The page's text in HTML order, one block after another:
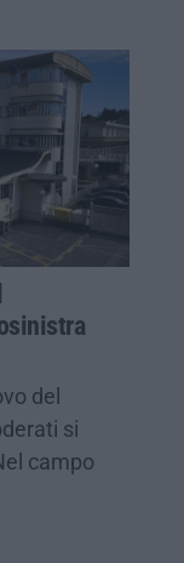
del
si
campo